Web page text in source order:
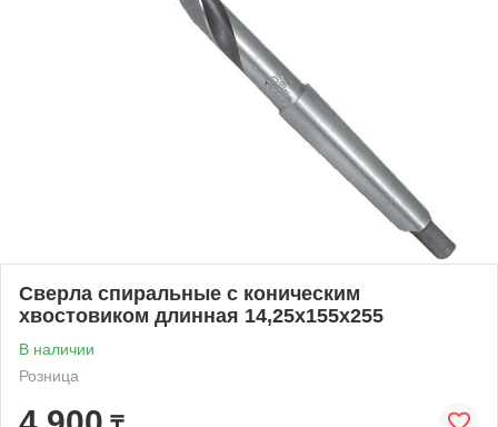
Сверла спиральные с коническим
хвостовиком длинная 14,25х155х255
В наличии
Розница